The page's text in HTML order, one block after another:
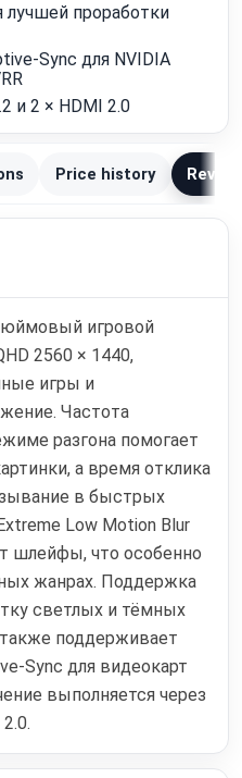
лучшей проработки
Sync для NVIDIA
и 2 × HDMI 2.0
Price history
игровой
2560 × 1440,
игры и
Частота
разгона помогает
а время отклика
в быстрых
Low Motion Blur
шлейфы, что особенно
жанрах. Поддержка
светлых и тёмных
поддерживает
Sync для видеокарт
выполняется через